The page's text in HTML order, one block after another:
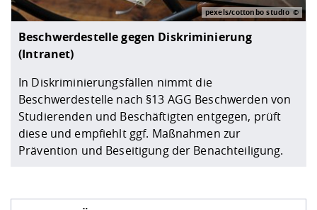
Beschwerdestelle gegen Diskriminierung
(Intranet)
In Diskriminierungsfällen nimmt die
Beschwerdestelle nach §13 AGG Beschwerden von
Studierenden und Beschäftigten entgegen, prüft
diese und empfiehlt ggf. Maßnahmen zur
Prävention und Beseitigung der Benachteiligung.
pexels/cottonbo studio